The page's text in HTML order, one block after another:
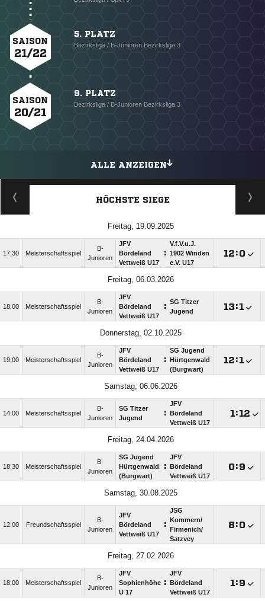
SAISON
21/22
5. PLATZ
Bezirksliga / B-Junioren Bezirksliga 3
SAISON
20/21
9. PLATZ
Bezirksliga / B-Junioren Bezirksliga 3
ALLE ANZEIGEN
HÖCHSTE SIEGE
Freitag, 19.09.2025
17:30 Meisterschaftsspiel
B-
Junioren
JFV
Bördeland
Vettweiß U17
:
V.f.V.u.J.
1902 Winden
e.V. U17
:
Freitag, 06.03.2026
18:00 Meisterschaftsspiel
B-
Junioren
JFV
Bördeland
Vettweiß U17
: SG Titzer
Jugend
:
Donnerstag, 02.10.2025
19:00 Meisterschaftsspiel
B-
Junioren
JFV
Bördeland
Vettweiß U17
:
SG Jugend
Hürtgenwald
(Burgwart)
:
Samstag, 06.06.2026
14:00 Meisterschaftsspiel
B-
Junioren
SG Titzer
Jugend
:
JFV
Bördeland
Vettweiß U17
:
Freitag, 24.04.2026
18:30 Meisterschaftsspiel
B-
Junioren
SG Jugend
Hürtgenwald
(Burgwart)
:
JFV
Bördeland
Vettweiß U17
:
Samstag, 30.08.2025
12:00 Freundschaftsspiel
B-
Junioren
JFV
Bördeland
Vettweiß U17
:
JSG
Kommern/​
Firmenich/​
Satzvey
:
Freitag, 27.02.2026
18:00 Meisterschaftsspiel
B-
Junioren
JFV
Sophienhöhe
U 17
:
JFV
Bördeland
Vettweiß U17
: